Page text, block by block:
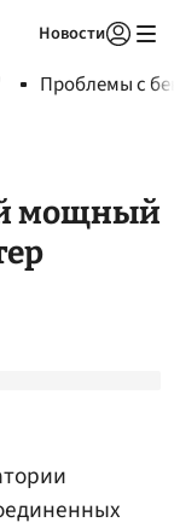
Новости
Проблемы с
мощный